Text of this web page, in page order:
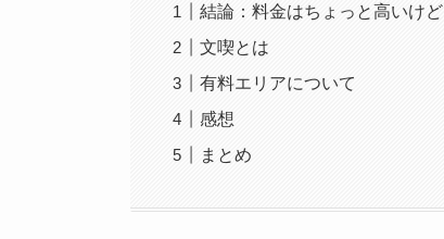
結論：料金はちょっと高いけ
文喫とは
有料エリアについて
感想
まとめ